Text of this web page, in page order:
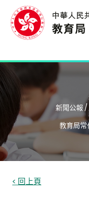
新聞公報 /
教育局
< 回上頁